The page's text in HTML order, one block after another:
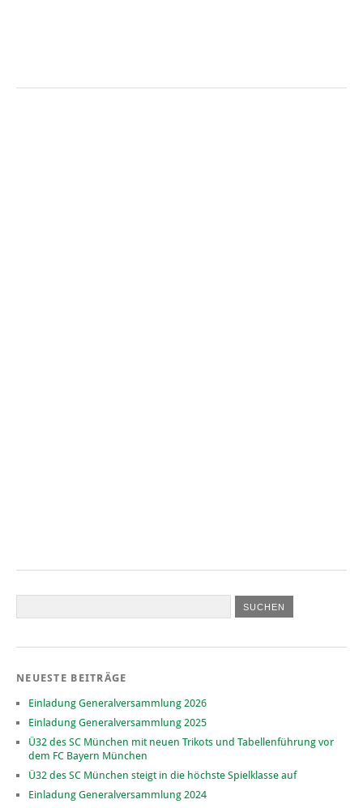
NEUESTE BEITRÄGE
Einladung Generalversammlung 2026
Einladung Generalversammlung 2025
Ü32 des SC München mit neuen Trikots und Tabellenführung vor
dem FC Bayern München
Ü32 des SC München steigt in die höchste Spielklasse auf
Einladung Generalversammlung 2024